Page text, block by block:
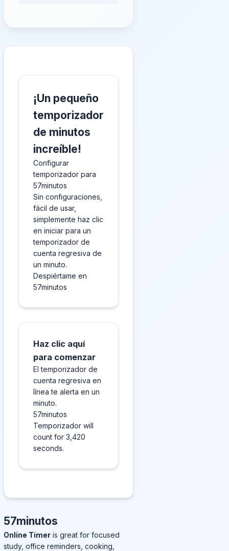
¡Un pequeño
temporizador
de minutos
increíble!
Configurar
temporizador para
57minutos
Sin configuraciones,
fácil de usar,
simplemente haz clic
en iniciar para un
temporizador de
cuenta regresiva de
un minuto.
Despiértame en
57minutos
Haz clic aquí
para comenzar
El temporizador de
cuenta regresiva en
línea te alerta en un
minuto.
57minutos
Temporizador will
count for 3,420
seconds.
57minutos
Online Timer is great for focused
study, office reminders, cooking,